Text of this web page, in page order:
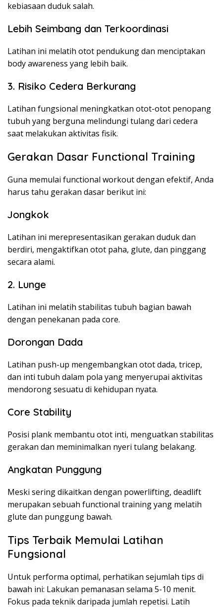
kebiasaan duduk salah.
Lebih Seimbang dan Terkoordinasi
Latihan ini melatih otot pendukung dan menciptakan
body awareness yang lebih baik.
3. Risiko Cedera Berkurang
Latihan fungsional meningkatkan otot-otot penopang
tubuh yang berguna melindungi tulang dari cedera
saat melakukan aktivitas fisik.
Gerakan Dasar Functional Training
Guna memulai functional workout dengan efektif, Anda
harus tahu gerakan dasar berikut ini:
Jongkok
Latihan ini merepresentasikan gerakan duduk dan
berdiri, mengaktifkan otot paha, glute, dan pinggang
secara alami.
2. Lunge
Latihan ini melatih stabilitas tubuh bagian bawah
dengan penekanan pada core.
Dorongan Dada
Latihan push-up mengembangkan otot dada, tricep,
dan inti tubuh dalam pola yang menyerupai aktivitas
mendorong sesuatu di kehidupan nyata.
Core Stability
Posisi plank membantu otot inti, menguatkan stabilitas
gerakan dan meminimalkan nyeri tulang belakang.
Angkatan Punggung
Meski sering dikaitkan dengan powerlifting, deadlift
merupakan sebuah functional training yang melatih
glute dan punggung bawah.
Tips Terbaik Memulai Latihan
Fungsional
Untuk performa optimal, perhatikan sejumlah tips di
bawah ini: Lakukan pemanasan selama 5-10 menit.
Fokus pada teknik daripada jumlah repetisi. Latih